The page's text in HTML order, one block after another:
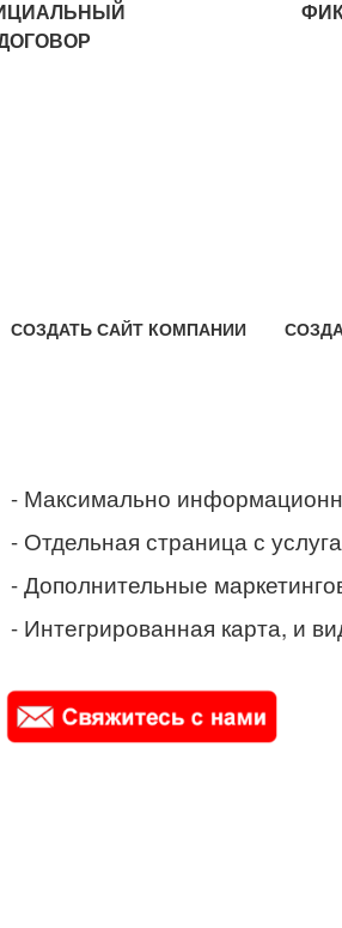
СОЗДАТЬ САЙТ КОМПАНИИ
- Максимально
- Отдельная страница с
- Дополнительные
- Интегрированная карта, и